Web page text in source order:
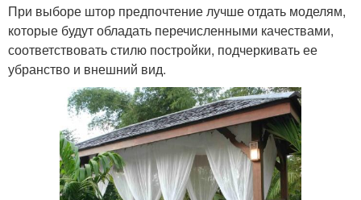
При выборе штор предпочтение лучше отдать моделям,
которые будут обладать перечисленными качествами,
соответствовать стилю постройки, подчеркивать ее
убранство и внешний вид.